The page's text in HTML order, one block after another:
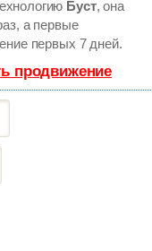
Буст, она
а первые
первых 7 дней.
продвижение